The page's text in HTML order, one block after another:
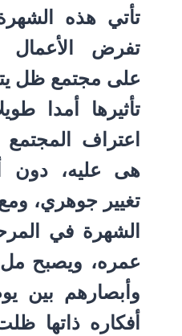
تأتي هذه
تفرض الأعمال
على مجتمع ظل
تأثيرها أمدا
اعتراف
هى عليه، دون
تغيير جوهري،
الشهرة في
عمره، ويصبح
وأبصارهم بين
أفكاره ذاتها